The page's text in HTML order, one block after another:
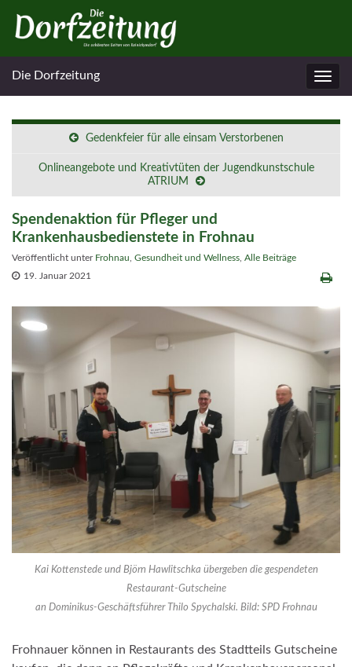
Die Dorfzeitung
Gedenkfeier für alle einsam Verstorbenen
Onlineangebote und Kreativtüten der Jugendkunstschule
ATRIUM
Spendenaktion für Pfleger und
Krankenhausbedienstete in Frohnau
Veröffentlicht unter Frohnau Gesundheit und Wellness Alle Beiträge
19. Januar 2021
Kai Kottenstede und Björn Hawlitschka übergeben die gespendeten
Restaurant-Gutscheine
an Dominikus-Geschäftsführer Thilo Spychalski. Bild: SPD Frohnau
Frohnauer können in Restaurants des Stadtteils Gutscheine